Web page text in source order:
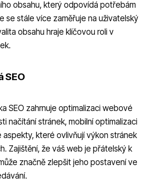
obsahu, který odpovídá potřebám
se stále více zaměřuje na uživatelský
obsahu hraje klíčovou roli v
SEO
SEO zahrnuje optimalizaci webové
načítání stránek, mobilní optimalizaci
aspekty, které ovlivňují výkon stránek
Zajištění, že váš web je přátelský k
značně zlepšit jeho postavení ve